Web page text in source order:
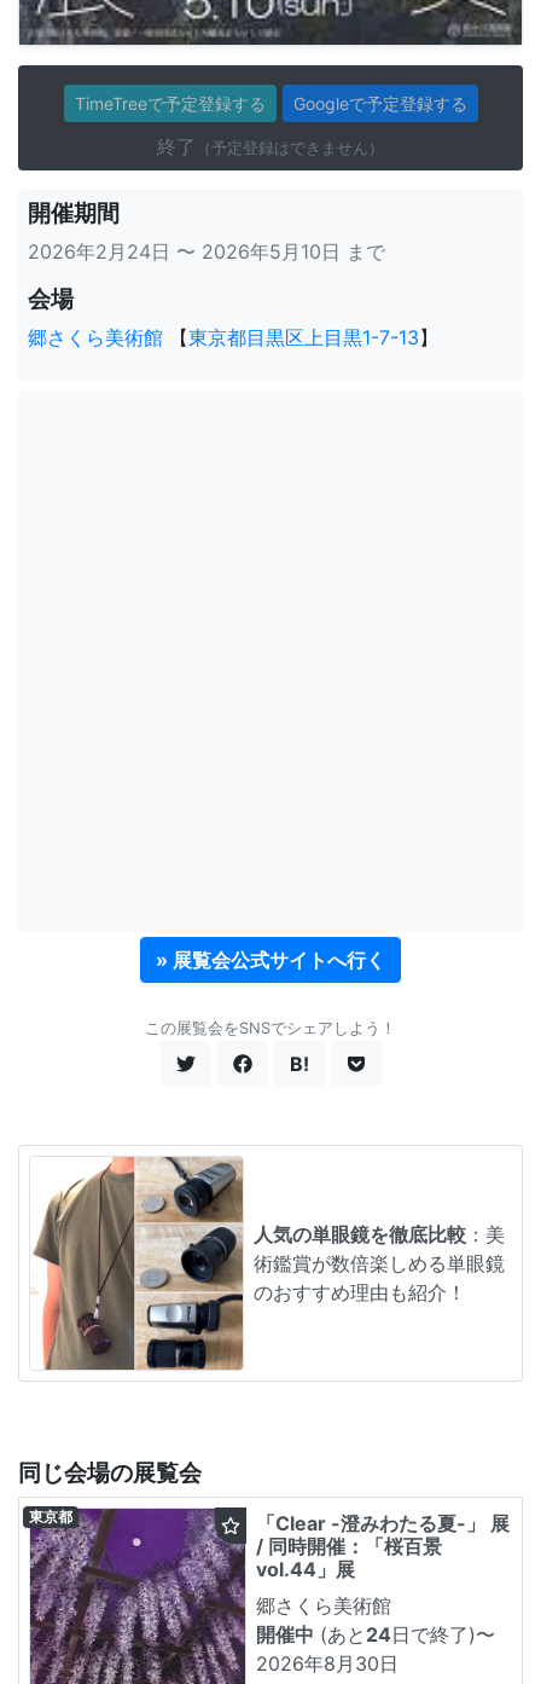
TimeTreeで予定登録する Googleで予定登録する
終了 （予定登録はできません）
開催期間
2026年2月24日 〜 2026年5月10日 まで
会場
郷さくら美術館 【東京都目黒区上目黒1-7-13】
» 展覧会公式サイトへ行く
この展覧会をSNSでシェアしよう！
B!
人気の単眼鏡を徹底比較 ：美
術鑑賞が数倍楽しめる単眼鏡
のおすすめ理由も紹介！
同じ会場の展覧会
「Clear -澄みわたる夏-」 展
/ 同時開催：「桜百景
vol.44」展
郷さくら美術館
開催中 (あと 24日で終了)〜
2026年8月30日
東京都